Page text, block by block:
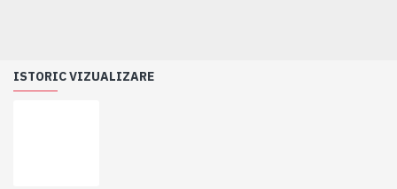
ISTORIC VIZUALIZARE